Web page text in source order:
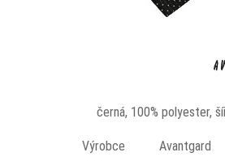
černá, 100% polyester,
Výrobce
Avantgard